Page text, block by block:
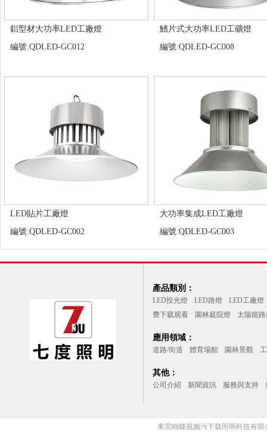
鋁型材大功率LED工廠燈
編號:QDLED-GC012
鰭片式大功率LED工礦燈
編號:QDLED-GC008
LED貼片工廠燈
編號:QDLED-GC002
大功率集成LED工廠燈
編號:QDLED-GC003
產品類別：
LED投光燈 LED路燈
LED工廠燈
费下载观看
園林庭院燈 太陽能
應用領域：
道路/街道 體育場館 園林景觀
其他：
公司介紹 新聞資訊 服務與支持
東莞蝴蝶视频污下载照明科技有限